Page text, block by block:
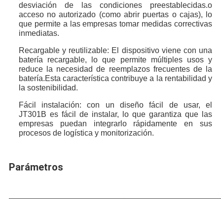
desviación de las condiciones preestablecidas.o
acceso no autorizado (como abrir puertas o cajas), lo
que permite a las empresas tomar medidas correctivas
inmediatas.
Recargable y reutilizable: El dispositivo viene con una
batería recargable, lo que permite múltiples usos y
reduce la necesidad de reemplazos frecuentes de la
batería.Esta característica contribuye a la rentabilidad y
la sostenibilidad.
Fácil instalación: con un diseño fácil de usar, el
JT301B es fácil de instalar, lo que garantiza que las
empresas puedan integrarlo rápidamente en sus
procesos de logística y monitorización.
Parámetros